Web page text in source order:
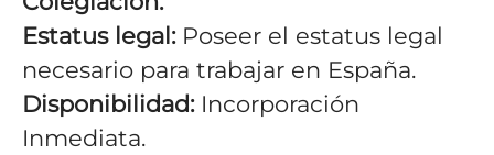
Estatus legal:Poseer el estatus legal
necesario para trabajar en España.
Disponibilidad:Incorporación
Inmediata.